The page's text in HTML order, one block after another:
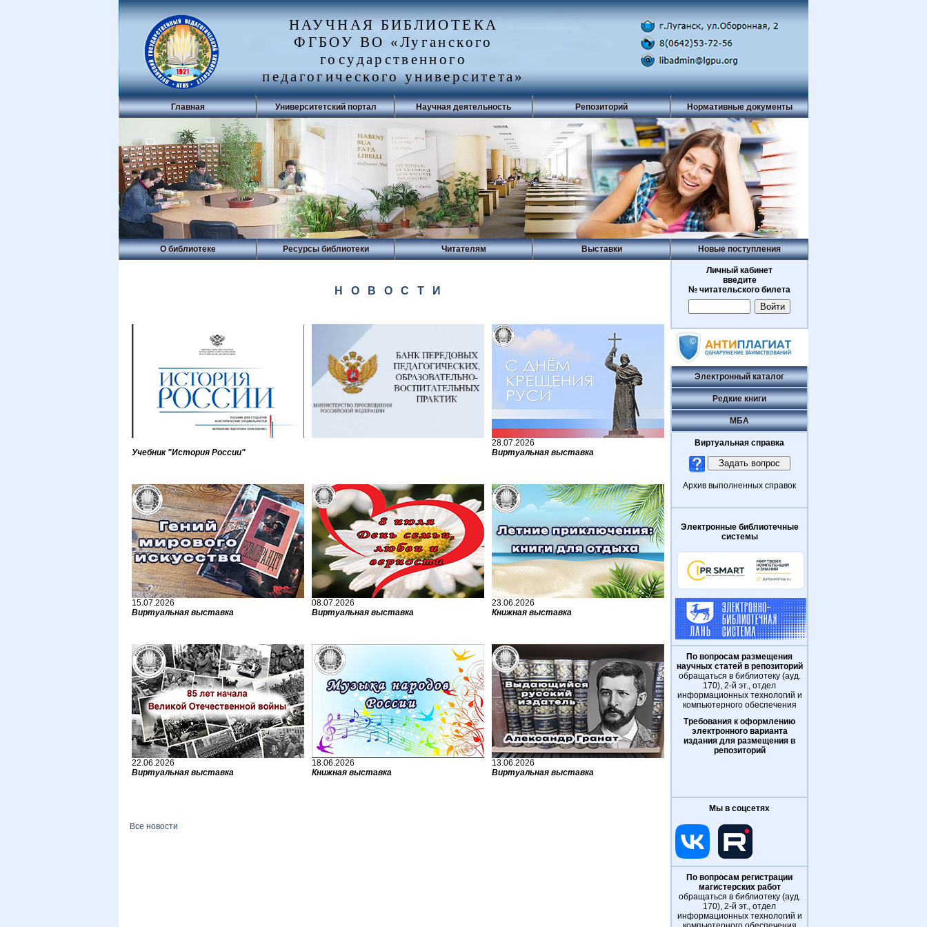
НАУЧНАЯ БИБЛИОТЕКА
ФГБОУ ВО «Луганского
государственного
педагогического университета»
Главная Университетский портал Научная деятельность Репозиторий Нормативные документы
О библиотеке Ресурсы библиотеки Читателям Выставки Новые поступления
Н О В О С Т И
Учебник "История России"
28.07.2026
Виртуальная выставка
15.07.2026
Виртуальная выставка
08.07.2026
Виртуальная выставка
23.06.2026
Книжная выставка
22.06.2026
Виртуальная выставка
18.06.2026
Книжная выставка
13.06.2026
Виртуальная выставка
Все новости
Личный кабинет
введите
№ читательского билета
Электронный каталог
Редкие книги
МБА
Виртуальная справка
Архив выполненных справок
Электронные библиотечные
системы
По вопросам размещения
научных статей в репозиторий
обращаться в библиотеку (ауд.
170), 2-й эт., отдел
информационных технологий и
компьютерного обеспечения
Требования к оформлению
электронного варианта
издания для размещения в
репозиторий
Мы в соцсетях
По вопросам регистрации
магистерских работ
обращаться в библиотеку (ауд.
170), 2-й эт., отдел
информационных технологий и